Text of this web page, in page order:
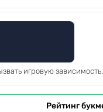
игровую
Рейтинг